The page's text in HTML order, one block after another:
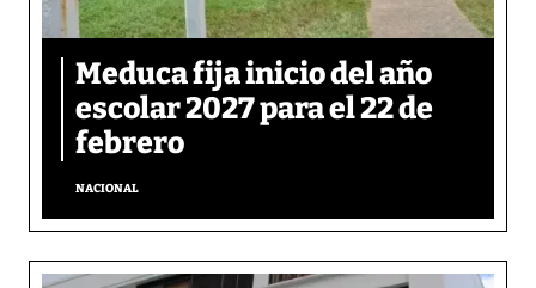
Meduca fija inicio del año
escolar 2027 para el 22 de
febrero
NACIONAL